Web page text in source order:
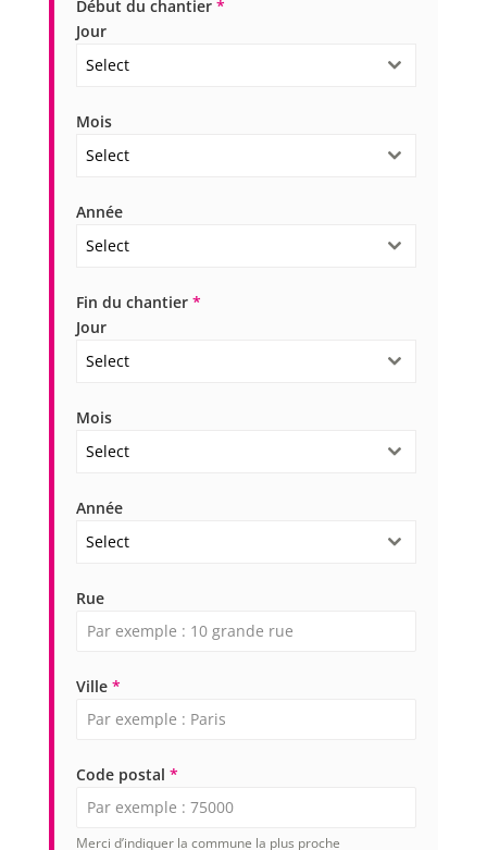
Début du chantier *
Jour
Select
Mois
Select
Année
Select
Fin du chantier *
Jour
Select
Mois
Select
Année
Select
Rue
Ville *
Code postal *
Merci d’indiquer la commune la plus proche